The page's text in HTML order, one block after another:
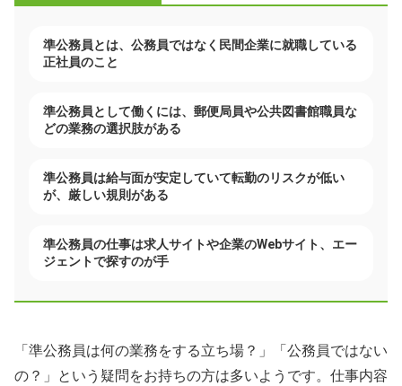
準公務員とは、公務員ではなく民間企業に就職している
正社員のこと
準公務員として働くには、郵便局員や公共図書館職員な
どの業務の選択肢がある
準公務員は給与面が安定していて転勤のリスクが低い
が、厳しい規則がある
準公務員の仕事は求人サイトや企業のWebサイト、エー
ジェントで探すのが手
「準公務員は何の業務をする立ち場？」「公務員ではない
の？」という疑問をお持ちの方は多いようです。仕事内容